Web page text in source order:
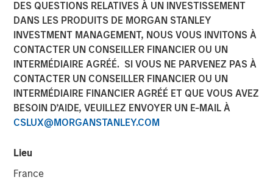
DES QUESTIONS RELATIVES À UN INVESTISSEMENT
DANS LES PRODUITS DE MORGAN STANLEY
INVESTMENT MANAGEMENT, NOUS VOUS INVITONS À
CONTACTER UN CONSEILLER FINANCIER OU UN
INTERMÉDIAIRE AGRÉÉ. SI VOUS NE PARVENEZ PAS À
CONTACTER UN CONSEILLER FINANCIER OU UN
INTERMÉDIAIRE FINANCIER AGRÉÉ ET QUE VOUS AVEZ
BESOIN D’AIDE, VEUILLEZ ENVOYER UN E-MAIL À
CSLUX@MORGANSTANLEY.COM
Lieu
France
David N. Miller
Managing Director